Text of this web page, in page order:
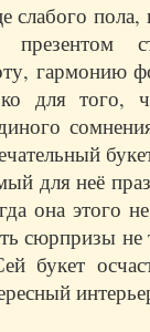
пола,
гармонию
для
для неё
она этого
сюрпризы не
букет